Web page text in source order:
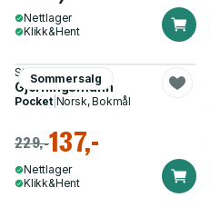
Nettlager
Klikk&Hent
Sommersalg
Stig Millehaugen
Gjerningsmann
Pocket| Norsk, Bokmål
229,-137,-
Nettlager
Klikk&Hent